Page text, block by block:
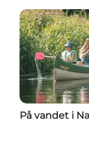
På vandet i